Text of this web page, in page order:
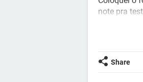
note pra
deixei em
ver ja dei
Share